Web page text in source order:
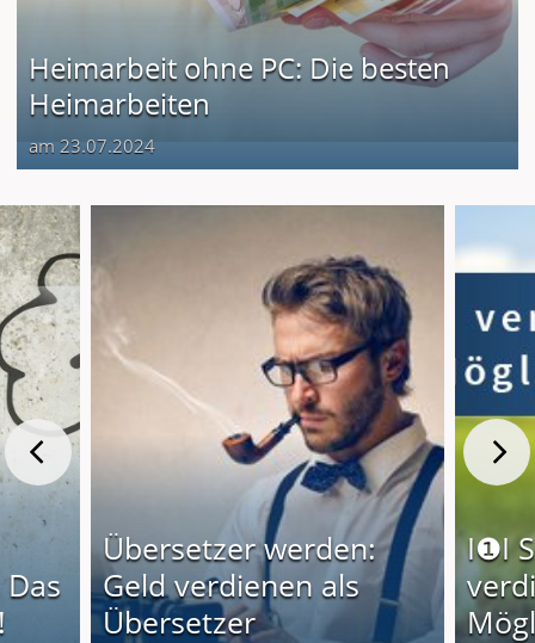
Heimarbeit ohne PC: Die besten
Heimarbeiten
am 23.07.2024
Übersetzer werden:
Geld verdienen als
Übersetzer
I❶I